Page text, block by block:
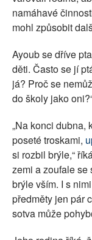
namáhavé
mohl způsobit
Ayoub se dříve
děti. Často se jí
já? Proč se
do školy jako
„Na konci dubna,
poseté troskami,
si rozbil brýle,“
zemi a zoufale se
brýle vším. I s
předměty jen pár
sotva může